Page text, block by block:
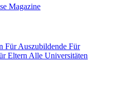
Magazine
Für Auszubildende Für
Eltern Alle Universitäten